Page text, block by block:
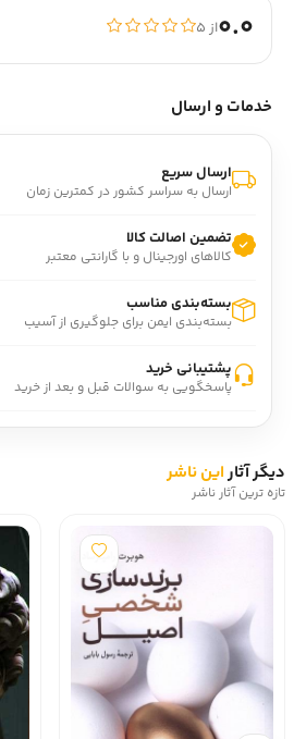
0.0از ۵
خدمات و ارسال
ارسال سریع
ارسال به سراسر کشور در کمترین زمان
تضمین اصالت کالا
کالاهای اورجینال و با گارانتی معتبر
بسته‌بندی مناسب
بسته‌بندی ایمن برای جلوگیری از آسیب
پشتیبانی خرید
پاسخگویی به سوالات قبل و بعد از خرید
دیگر آثاراین ناشر
تازه ترین آثار ناشر